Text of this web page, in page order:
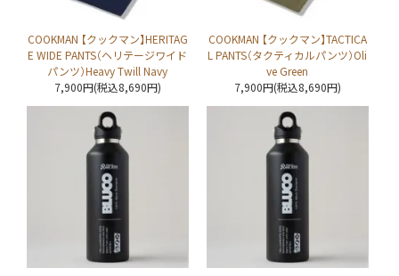
COOKMAN 【クックマン】HERITAG
E WIDE PANTS（ヘリテージワイド
パンツ）Heavy Twill Navy
7,900円(税込8,690円)
COOKMAN 【クックマン】TACTICA
L PANTS（タクティカルパンツ）Oli
ve Green
7,900円(税込8,690円)